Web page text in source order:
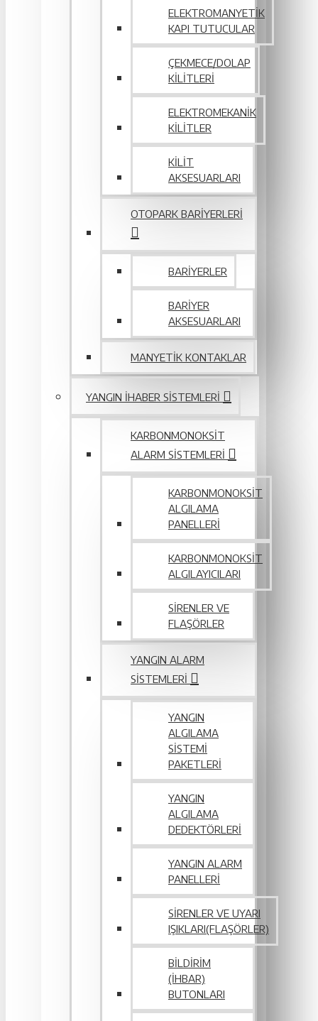
ELEKTROMANYETIK
KAPI TUTUCULAR
ÇEKMECE/DOLAP
KILITLERI
ELEKTROMEKANIK
KILITLER
KILIT
AKSESUARLARI
OTOPARK BARIYERLERI
BARIYERLER
BARIYER
AKSESUARLARI
MANYETIK KONTAKLAR
YANGIN IHABER SISTEMLERI
KARBONMONOKSIT
ALARM SISTEMLERI
KARBONMONOKSIT
ALGILAMA
PANELLERI
KARBONMONOKSIT
ALGILAYICILARI
SIRENLER VE
FLAŞÖRLER
YANGIN ALARM
SISTEMLERI
YANGIN
ALGILAMA
SISTEMI
PAKETLERI
YANGIN
ALGILAMA
DEDEKTÖRLERI
YANGIN ALARM
PANELLERI
SIRENLER VE UYARI
IŞIKLARI(FLAŞÖRLER)
BILDIRIM
(İHBAR)
BUTONLARI